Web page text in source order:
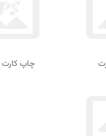
چاپ کارت PVC